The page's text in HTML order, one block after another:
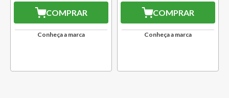
COMPRAR
Conheça a marca
COMPRAR
Conheça a marca